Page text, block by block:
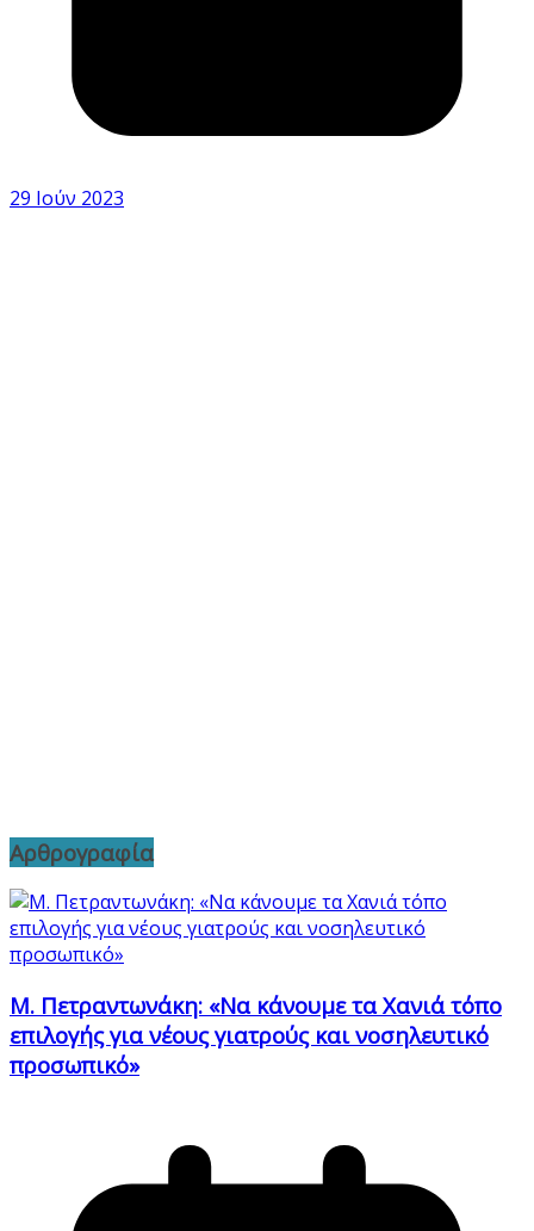
29 Ιούν 2023
Αρθρογραφία
Μ. Πετραντωνάκη: «Να κάνουμε τα Χανιά τόπο
επιλογής για νέους γιατρούς και νοσηλευτικό
προσωπικό»